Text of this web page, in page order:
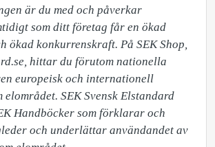
är du med och påverkar
som ditt företag får en ökad
ökad konkurrenskraft. På SEK Shop,
hittar du förutom nationella
europeisk och internationell
elområdet. SEK Svensk Elstandard
Handböcker som förklarar och
och underlättar användandet av